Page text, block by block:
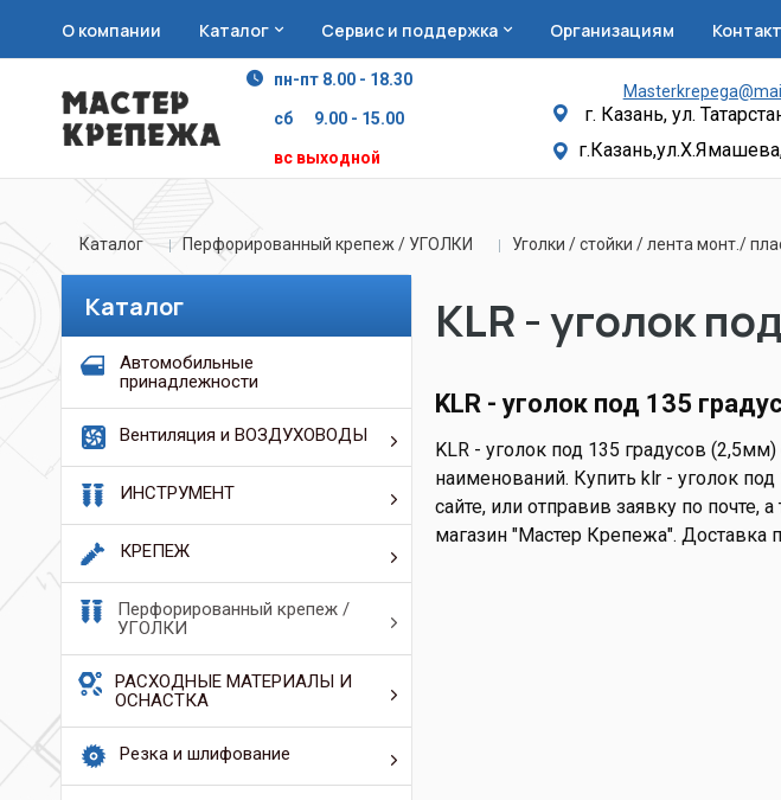
О компании Каталог Сервис и поддержка Организациям
пн-пт 8.00 - 18.30
сб 9.00 - 15.00
вс выходной
г. Казань, ул.
Каталог Перфорированный крепеж / УГОЛКИ Уголки / стойки / лента монт./
Каталог
Автомобильные
принадлежности
Вентиляция и ВОЗДУХОВОДЫ
ИНСТРУМЕНТ
КРЕПЕЖ
Перфорированный крепеж /
УГОЛКИ
РАСХОДНЫЕ МАТЕРИАЛЫ И
ОСНАСТКА
Резка и шлифование
KLR - уголок
KLR - уголок под 135
KLR - уголок под 135 градусов
наименований. Купить klr - уголок
сайте, или отправив заявку по почте,
магазин "Мастер Крепежа". Доставка